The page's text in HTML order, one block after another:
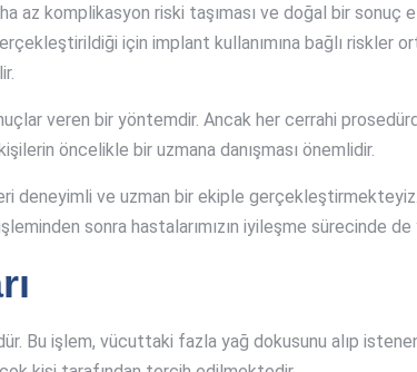
az komplikasyon riski taşıması ve doğal bir
için implant kullanımına bağlı riskler
veren bir yöntemdir. Ancak her cerrahi
öncelikle bir uzmana danışması önemlidir.
ve uzman bir ekiple gerçekleştirmekteyiz.
sonra hastalarımızın iyileşme sürecinde
Bu işlem, vücuttaki fazla yağ dokusunu alıp